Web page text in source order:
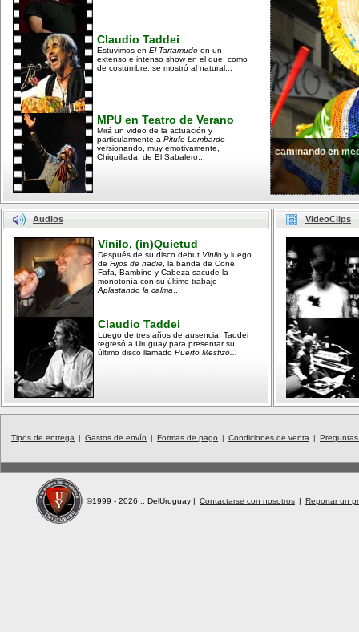
Claudio Taddei
Estuvimos en El Tartamudo en un
extenso e intenso show en el que, como
de costumbre, se mostró al natural...
MPU en Teatro de Verano
Mirá un video de la actuación y
particularmente a Pitufo Lombardo
versionando, muy emotivamente,
Chiquillada, de El Sabalero...
caminando en
Audios
Vinilo, (in)Quietud
Después de su disco debut Vinilo y luego
de Hijos de nadie , la banda de Cone,
Fafa, Bambino y Cabeza sacude la
monotonía con su último trabajo
Aplastando la calma
Claudio Taddei
Luego de tres años de ausencia, Taddei
regresó a Uruguay para presentar su
último disco llamado Puerto Mestizo...
VideoClips
Tipos de entrega | Gastos de envío | Formas de pago | Condiciones de venta |
©1999 - 2026 :: DelUruguay | Contactarse con nosotros | Reportar un